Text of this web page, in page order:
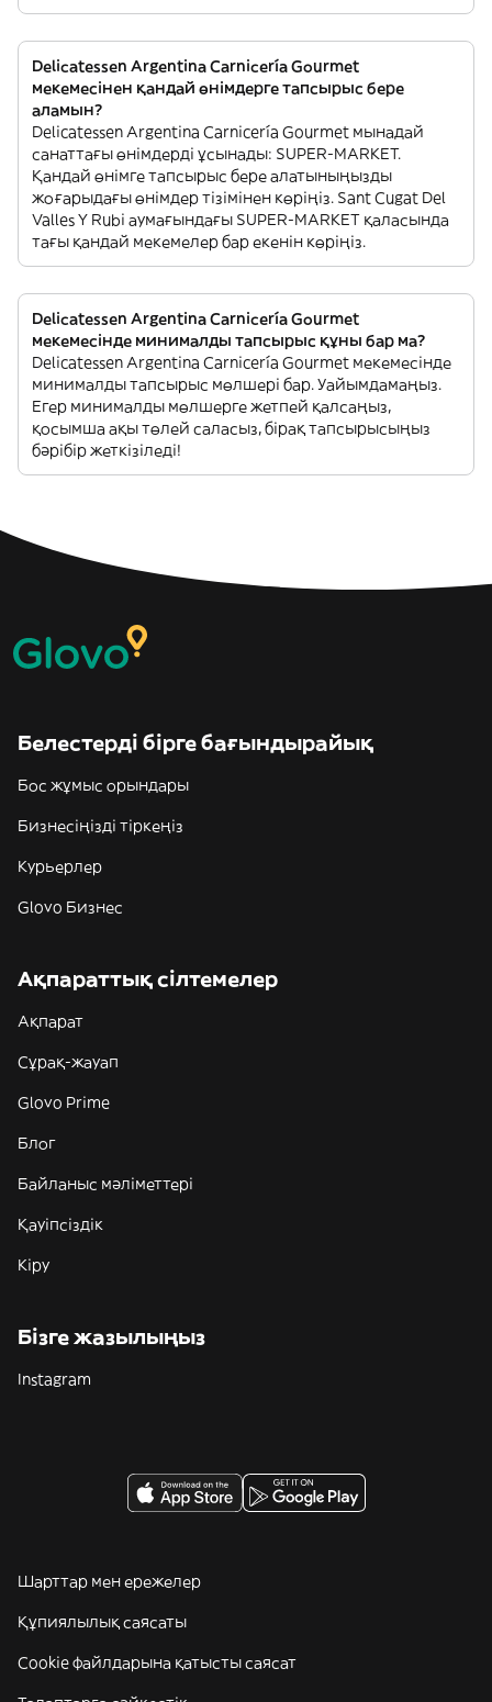
Delicatessen Argentina Carnicería Gourmet
мекемесінен қандай өнімдерге тапсырыс бере
аламын?
Delicatessen Argentina Carnicería Gourmet мынадай
санаттағы өнімдерді ұсынады: SUPER-MARKET.
Қандай өнімге тапсырыс бере алатыныңызды
жоғарыдағы өнімдер тізімінен көріңіз. Sant Cugat Del
Valles Y Rubi аумағындағы SUPER-MARKET қаласында
тағы қандай мекемелер бар екенін көріңіз.
Delicatessen Argentina Carnicería Gourmet
мекемесінде минималды тапсырыс құны бар ма?
Delicatessen Argentina Carnicería Gourmet мекемесінде
минималды тапсырыс мөлшері бар. Уайымдамаңыз.
Егер минималды мөлшерге жетпей қалсаңыз,
қосымша ақы төлей саласыз, бірақ тапсырысыңыз
бәрібір жеткізіледі!
Белестерді бірге бағындырайық
Бос жұмыс орындары
Бизнесіңізді тіркеңіз
Курьерлер
Glovo Бизнес
Ақпараттық сілтемелер
Ақпарат
Сұрақ-жауап
Glovo Prime
Блог
Байланыс мәліметтері
Қауіпсіздік
Кіру
Бізге жазылыңыз
Instagram
Шарттар мен ережелер
Құпиялылық саясаты
Cookie файлдарына қатысты саясат